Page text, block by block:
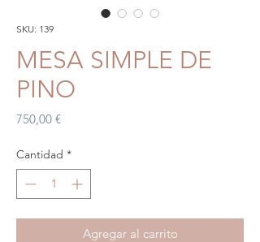
SKU: 139
MESA SIMPLE DE
PINO
750,00 €Precio
Cantidad *
Agregar al carrito